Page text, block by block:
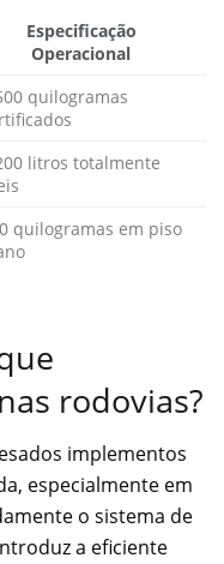
Especificação
Operacional
quilogramas
litros totalmente
quilogramas em piso
rodovias?
implementos
especialmente em
o sistema de
a eficiente